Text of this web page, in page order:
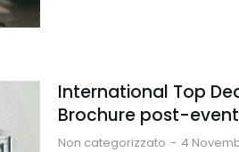
International Top
Brochure post-
Non categorizzato 4